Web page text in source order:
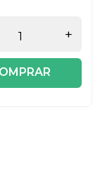
+